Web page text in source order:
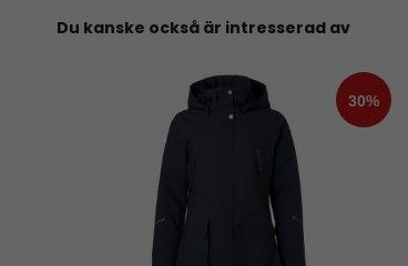
Du kanske också är intresserad av